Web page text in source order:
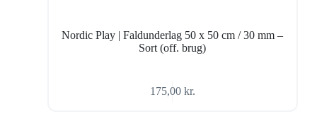
Nordic Play | Faldunderlag 50 x 50 cm / 30 mm –
Sort (off. brug)
175,00 kr.